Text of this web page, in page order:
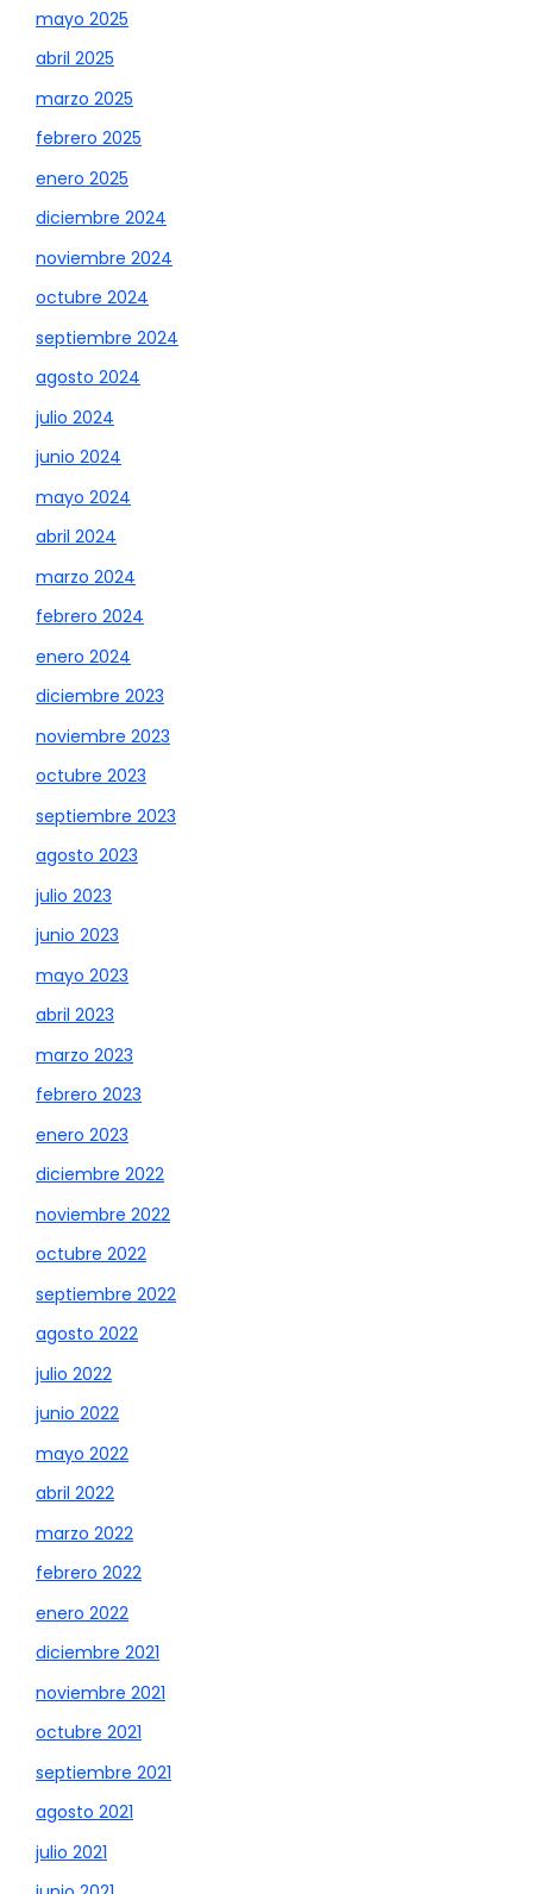
mayo 2025
abril 2025
marzo 2025
febrero 2025
enero 2025
diciembre 2024
noviembre 2024
octubre 2024
septiembre 2024
agosto 2024
julio 2024
junio 2024
mayo 2024
abril 2024
marzo 2024
febrero 2024
enero 2024
diciembre 2023
noviembre 2023
octubre 2023
septiembre 2023
agosto 2023
julio 2023
junio 2023
mayo 2023
abril 2023
marzo 2023
febrero 2023
enero 2023
diciembre 2022
noviembre 2022
octubre 2022
septiembre 2022
agosto 2022
julio 2022
junio 2022
mayo 2022
abril 2022
marzo 2022
febrero 2022
enero 2022
diciembre 2021
noviembre 2021
octubre 2021
septiembre 2021
agosto 2021
julio 2021